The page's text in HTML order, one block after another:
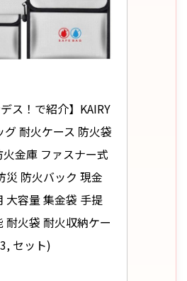
デス！で紹介】KAIRY
グ 耐火ケース 防火袋
金庫 ファスナー式
災 防火バック 現金
大容量 集金袋 手提
耐火袋 耐火収納ケー
セット)